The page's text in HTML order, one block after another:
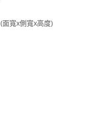
(面寬x側寬x高度)